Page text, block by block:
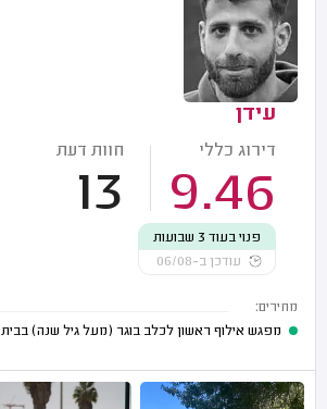
עידן
דירוג כללי
9.46
חוות דעת
13
פנוי בעוד 3 שבועות
עודכן ב-06/08
מחירים:
מפגש אילוף ראשון לכלב בוגר (מעל גיל שנה) בבית